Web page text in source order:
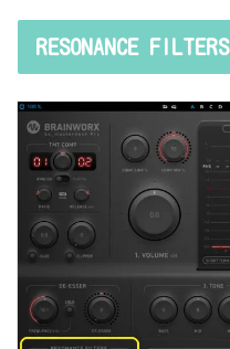
RESONANCE FILTERS